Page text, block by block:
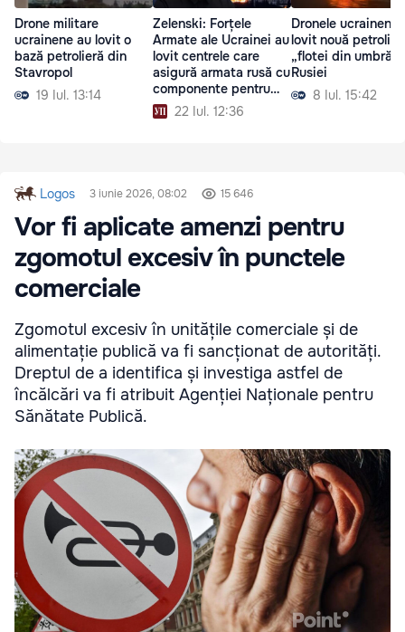
Drone militare
ucrainene au lovit o
bază petrolieră din
Stavropol
19 Iul. 13:14
Zelenski: Forțele
Armate ale Ucrainei au
lovit centrele care
asigură armata rusă cu
componente pentru
drone22 Iul. 12:36
Dronele ucrainene
lovit nouă
„flotei din umbră”
Rusiei
8 Iul. 15:42
Logos 3 iunie 2026, 08:02 15 646
Vor fi aplicate amenzi pentru
zgomotul excesiv în punctele
comerciale
Zgomotul excesiv în unitățile comerciale și de
alimentație publică va fi sancționat de autorități.
Dreptul de a identifica și investiga astfel de
încălcări va fi atribuit Agenției Naționale pentru
Sănătate Publică.